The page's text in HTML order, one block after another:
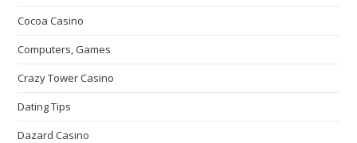
Cocoa Casino
Computers, Games
Crazy Tower Сasino
Dating Tips
Dazard Casino